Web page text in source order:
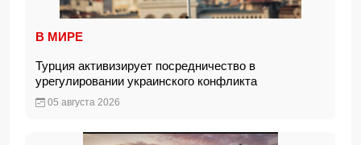
В МИРЕ
Турция активизирует посредничество в
урегулировании украинского конфликта
05 августа 2026